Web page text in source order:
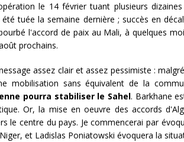
le 14 février tuant plusieurs
tuée la semaine dernière ; succès en
l'accord de paix au Mali, à quelques
prochains.
assez clair et assez pessimiste :
mobilisation sans équivalent de la
pourra stabiliser le Sahel. Barkhane
Or, la mise en oeuvre des accords
le centre du pays. Je commencerai par
et Ladislas Poniatowski évoquera la